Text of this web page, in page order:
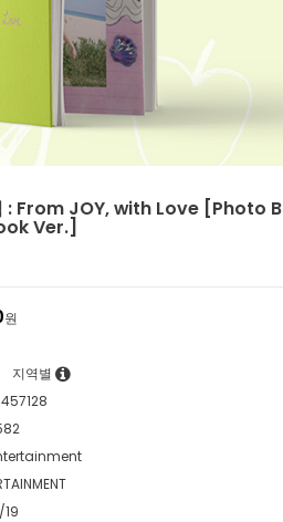
: From JOY, with Love [Photo B
Ver.]
원
지역별